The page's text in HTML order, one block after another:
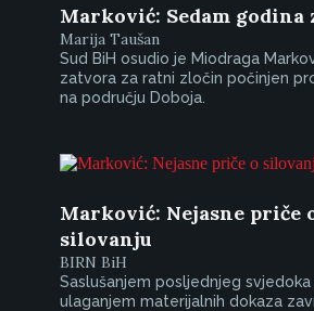
Marković: Sedam godina
Marija Taušan
Sud BiH osudio je Miodraga
zatvora za ratni zločin počinjen
na području Doboja.
Marković: Nejasne priče
silovanju
BIRN BiH
Saslušanjem posljednjeg svjedoka
ulaganjem materijalnih dokaza